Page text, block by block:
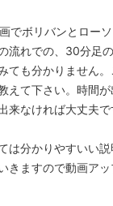
でボリバンとロー
流れでの、30分足
ても分かりません
えて下さい。時間
来なければ大丈夫で
は分かりやすいい
きますので動画ア